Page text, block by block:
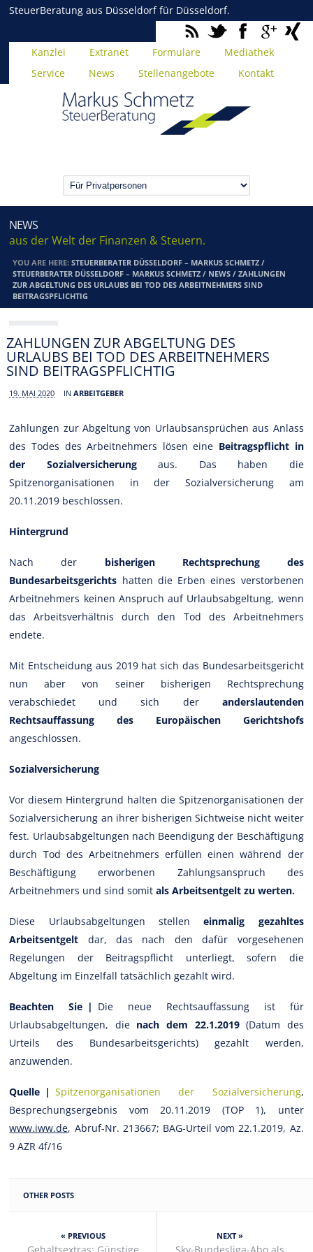
SteuerBeratung aus Düsseldorf für Düsseldorf.
Kanzlei Extranet Formulare
Mediathek
Service
News Stellenangebote Kontakt
NEWS
aus der Welt der Finanzen & Steuern.
YOU ARE HERE:STEUERBERATER DÜSSELDORF – MARKUS SCHMETZ /
STEUERBERATER DÜSSELDORF – MARKUS SCHMETZ / NEWS /ZAHLUNGEN
ZUR ABGELTUNG DES URLAUBS BEI TOD DES ARBEITNEHMERS SIND
BEITRAGSPFLICHTIG
ZAHLUNGEN ZUR ABGELTUNG DES
URLAUBS BEI TOD DES ARBEITNEHMERS
SIND BEITRAGSPFLICHTIG
19. MAI 2020 INARBEITGEBER
Zahlungen zur Abgeltung von Urlaubsansprüchen aus Anlass
des Todes des Arbeitnehmers lösen eine Beitragspflicht in
der Sozialversicherungaus. Das haben die
Spitzenorganisationen in der Sozialversicherung am
20.11.2019 beschlossen.
Hintergrund
Nach der bisherigen Rechtsprechung des
Bundesarbeitsgerichts hatten die Erben eines verstorbenen
Arbeitnehmers keinen Anspruch auf Urlaubsabgeltung, wenn
das Arbeitsverhältnis durch den Tod des Arbeitnehmers
endete.
Mit Entscheidung aus 2019 hat sich das Bundesarbeitsgericht
nun aber von seiner bisherigen Rechtsprechung
verabschiedet und sich der anderslautenden
Rechtsauffassung des Europäischen Gerichtshofs
angeschlossen.
Sozialversicherung
Vor diesem Hintergrund halten die Spitzenorganisationen der
Sozialversicherung an ihrer bisherigen Sichtweise nicht weiter
fest. Urlaubsabgeltungen nach Beendigung der Beschäftigung
durch Tod des Arbeitnehmers erfüllen einen während der
Beschäftigung erworbenen Zahlungsanspruch des
Arbeitnehmers und sind somitals Arbeitsentgelt zu werten.
Diese Urlaubsabgeltungen stelleneinmalig gezahltes
Arbeitsentgelt dar, das nach den dafür vorgesehenen
Regelungen der Beitragspflicht unterliegt, sofern die
Abgeltung im Einzelfall tatsächlich gezahlt wird.
Beachten Sie | Die neue Rechtsauffassung ist für
Urlaubsabgeltungen, die nach dem 22.1.2019(Datum des
Urteils des Bundesarbeitsgerichts) gezahlt werden,
anzuwenden.
Quelle | Spitzenorganisationen der Sozialversicherung,
Besprechungsergebnis vom 20.11.2019 (TOP 1), unter
www.iww.de, Abruf-Nr. 213667; BAG-Urteil vom 22.1.2019, Az.
9 AZR 4f/16
OTHER POSTS
« PREVIOUS
Gehaltsextras: Günstige
NEXT »
Sky-Bundesliga-Abo als